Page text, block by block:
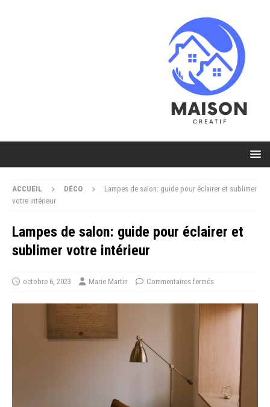
ACCUEIL DÉCO
Lampes de salon: guide pour éclairer et sublimer
votre intérieur
Lampes de salon: guide pour éclairer et
sublimer votre intérieur
octobre 6, 2023 Marie Martin Commentaires fermés